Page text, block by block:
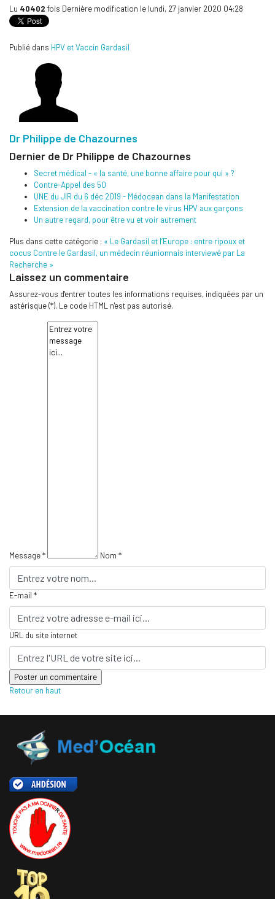
Lu 40402 fois Dernière modification le lundi, 27 janvier 2020 04:28
Publié dans HPV et Vaccin Gardasil
Dr Philippe de Chazournes
Dernier de Dr Philippe de Chazournes
Secret médical - « la santé, une bonne affaire pour qui » ?
Contre-Appel des 50
UNE du JIR du 6 déc 2019 - Médocean dans la Manifestation
Extension de la vaccination contre le virus HPV aux garçons
Un autre regard, pour être vu et voir autrement
Plus dans cette catégorie : « Le Gardasil et l’Europe : entre ripoux et
cocus Contre le Gardasil, un médecin réunionnais interviewé par La
Recherche »
Laissez un commentaire
Assurez-vous d'entrer toutes les informations requises, indiquées par un
astérisque (*). Le code HTML n'est pas autorisé.
Message * Nom *
E-mail *
URL du site internet
Retour en haut